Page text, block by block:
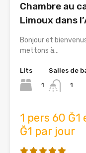
Chambre au
Limoux dans
Bonjour et
mettons à…
Lits
1
Salles de
1
1 pers 60
Ğ1 par jour